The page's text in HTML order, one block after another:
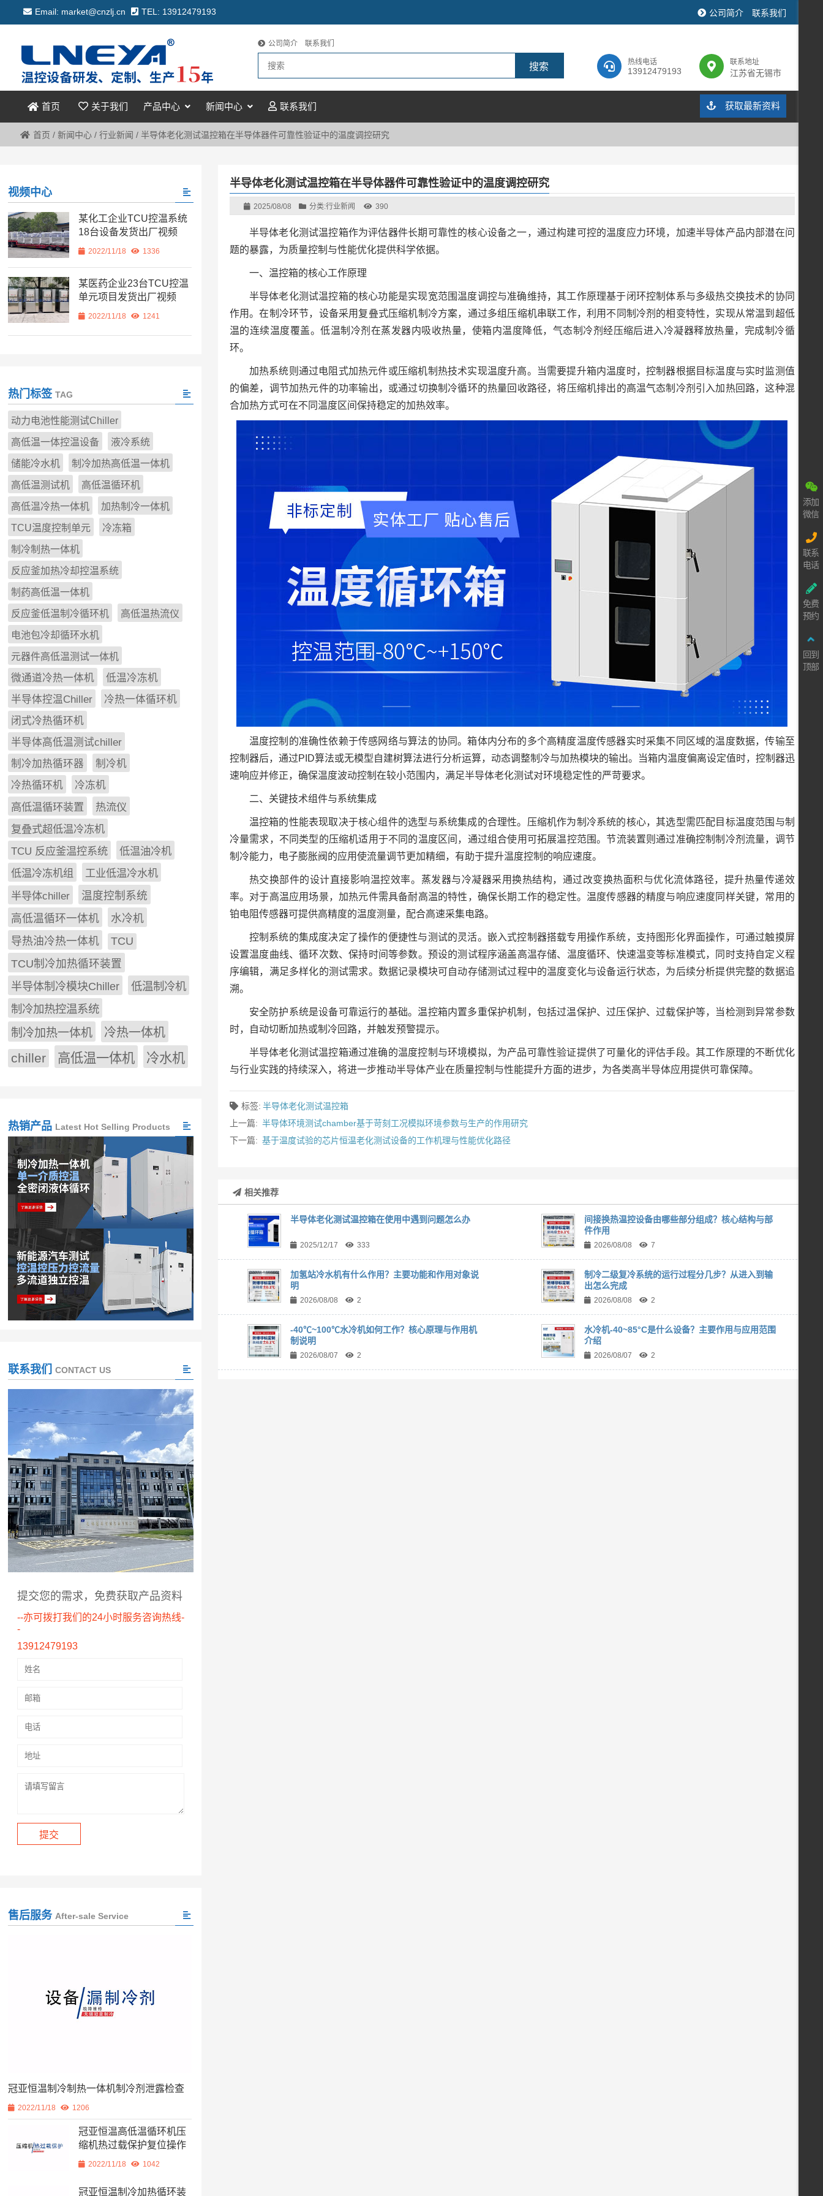
Email: market@cnzlj.cn TEL: 13912479193 公司简介 联系我们
热线电话
13912479193
联系地址
江苏省无锡市
公司简介 联系我们
首页 关于我们 产品中心 新闻中心 联系我们 获取最新资料
首页 / 新闻中心/ 行业新闻 / 半导体老化测试温控箱在半导体器件可靠性验证中的温度调控研究
半导体老化测试温控箱在半导体器件可靠性验证中的温度调控研究
2025/08/08 分类:行业新闻 390
半导体老化测试温控箱作为评估器件长期可靠性的核心设备之一，通过构建可控的温度应力环境，加速半导体产品内部潜在问
题的暴露，为质量控制与性能优化提供科学依据。
一、温控箱的核心工作原理
半导体老化测试温控箱的核心功能是实现宽范围温度调控与准确维持，其工作原理基于闭环控制体系与多级热交换技术的协同
作用。在制冷环节，设备采用复叠式压缩机制冷方案，通过多组压缩机串联工作，利用不同制冷剂的相变特性，实现从常温到超低
温的连续温度覆盖。低温制冷剂在蒸发器内吸收热量，使箱内温度降低，气态制冷剂经压缩后进入冷凝器释放热量，完成制冷循
环。
加热系统则通过电阻式加热元件或压缩机制热技术实现温度升高。当需要提升箱内温度时，控制器根据目标温度与实时监测值
的偏差，调节加热元件的功率输出，或通过切换制冷循环的热量回收路径，将压缩机排出的高温气态制冷剂引入加热回路，这种混
合加热方式可在不同温度区间保持稳定的加热效率。
温度控制的准确性依赖于传感网络与算法的协同。箱体内分布的多个高精度温度传感器实时采集不同区域的温度数据，传输至
控制器后，通过PID算法或无模型自建树算法进行分析运算，动态调整制冷与加热模块的输出。当箱内温度偏离设定值时，控制器迅
速响应并修正，确保温度波动控制在较小范围内，满足半导体老化测试对环境稳定性的严苛要求。
二、关键技术组件与系统集成
温控箱的性能表现取决于核心组件的选型与系统集成的合理性。压缩机作为制冷系统的核心，其选型需匹配目标温度范围与制
冷量需求，不同类型的压缩机适用于不同的温度区间，通过组合使用可拓展温控范围。节流装置则通过准确控制制冷剂流量，调节
制冷能力，电子膨胀阀的应用使流量调节更加精细，有助于提升温度控制的响应速度。
热交换部件的设计直接影响温控效率。蒸发器与冷凝器采用换热结构，通过改变换热面积与优化流体路径，提升热量传递效
率。对于高温应用场景，加热元件需具备耐高温的特性，确保长期工作的稳定性。温度传感器的精度与响应速度同样关键，常用的
铂电阻传感器可提供高精度的温度测量，配合高速采集电路。
控制系统的集成度决定了操作的便捷性与测试的灵活。嵌入式控制器搭载专用操作系统，支持图形化界面操作，可通过触摸屏
设置温度曲线、循环次数、保持时间等参数。预设的测试程序涵盖高温存储、温度循环、快速温变等标准模式，同时支持自定义程
序编辑，满足多样化的测试需求。数据记录模块可自动存储测试过程中的温度变化与设备运行状态，为后续分析提供完整的数据追
溯。
安全防护系统是设备可靠运行的基础。温控箱内置多重保护机制，包括过温保护、过压保护、过载保护等，当检测到异常参数
时，自动切断加热或制冷回路，并触发预警提示。
半导体老化测试温控箱通过准确的温度控制与环境模拟，为产品可靠性验证提供了可量化的评估手段。其工作原理的不断优化
与行业实践的持续深入，将进一步推动半导体产业在质量控制与性能提升方面的进步，为各类高半导体应用提供可靠保障。
标签: 半导体老化测试温控箱
上一篇: 半导体环境测试chamber基于苛刻工况模拟环境参数与生产的作用研究
下一篇: 基于温度试验的芯片恒温老化测试设备的工作机理与性能优化路径
相关推荐
半导体老化测试温控箱在使用中遇到问题怎么办
2025/12/17 333
间接换热温控设备由哪些部分组成？核心结构与部
件作用
2026/08/08 7
加氢站冷水机有什么作用？主要功能和作用对象说
明
2026/08/08 2
制冷二级复冷系统的运行过程分几步？从进入到输
出怎么完成
2026/08/08 2
-40℃~100℃水冷机如何工作？核心原理与作用机
制说明
2026/08/07 2
水冷机-40~85°C是什么设备？主要作用与应用范围
介绍
2026/08/07 2
视频中心
某化工企业TCU控温系统
18台设备发货出厂视频
2022/11/18 1336
某医药企业23台TCU控温
单元项目发货出厂视频
2022/11/18 1241
热门标签 TAG
动力电池性能测试Chiller
高低温一体控温设备 液冷系统
储能冷水机 制冷加热高低温一体机
高低温测试机 高低温循环机
高低温冷热一体机 加热制冷一体机
TCU温度控制单元 冷冻箱
制冷制热一体机
反应釜加热冷却控温系统
制药高低温一体机
反应釜低温制冷循环机 高低温热流仪
电池包冷却循环水机
元器件高低温测试一体机
微通道冷热一体机
低温冷冻机
半导体控温Chiller
冷热一体循环机
闭式冷热循环机
半导体高低温测试chiller
制冷加热循环器
制冷机
冷热循环机
冷冻机
高低温循环装置
热流仪
复叠式超低温冷冻机
TCU 反应釜温控系统
低温油冷机
低温冷冻机组
工业低温冷水机
半导体chiller
温度控制系统
高低温循环一体机
水冷机
导热油冷热一体机
TCU
TCU制冷加热循环装置
半导体制冷模块Chiller
低温制冷机
制冷加热控温系统
制冷加热一体机
冷热一体机
chiller 高低温一体机 冷水机
热销产品 Latest Hot Selling Products
联系我们 CONTACT US
提交您的需求，免费获取产品资料
--亦可拨打我们的24小时服务咨询热线-
-
13912479193
售后服务 After-sale Service
冠亚恒温制冷制热一体机制冷剂泄露检查
2022/11/18 1206
冠亚恒温高低温循环机压
缩机热过载保护复位操作
2022/11/18 1042
冠亚恒温制冷加热循环装
添加
微信
联系
电话
免费
预约
回到
顶部